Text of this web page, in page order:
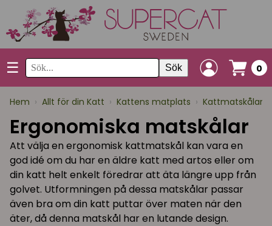
☰ Sök 0
Hem › Allt för din Katt › Kattens matplats › Kattmatskålar
Ergonomiska matskålar
Att välja en ergonomisk kattmatskål kan vara en
god idé om du har en äldre katt med artos eller om
din katt helt enkelt föredrar att äta längre upp från
golvet. Utformningen på dessa matskålar passar
även bra om din katt puttar över maten när den
äter, då denna matskål har en lutande design.